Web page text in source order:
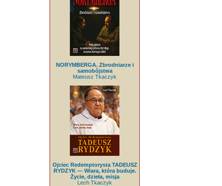
NORYMBERGA. Zbrodniarze i
samobójstwa
Mateusz Tkaczyk
Ojciec Redemptorysta TADEUSZ
RYDZYK — Wiara, która buduje.
Życie, dzieła, misja
Lech Tkaczyk